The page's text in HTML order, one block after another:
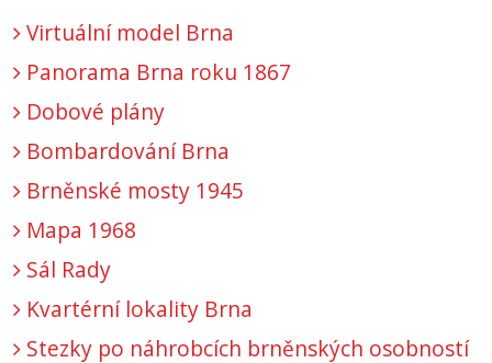
Virtuální model Brna
Panorama Brna roku 1867
Dobové plány
Bombardování Brna
Brněnské mosty 1945
Mapa 1968
Sál Rady
Kvartérní lokality Brna
Stezky po náhrobcích brněnských osobností